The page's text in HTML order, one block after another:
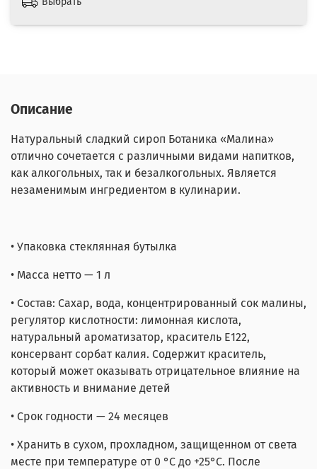
Описание
Натуральный сладкий сироп Ботаника «Малина»
отлично сочетается с различными видами напитков,
как алкогольных, так и безалкогольных. Является
незаменимым ингредиентом в кулинарии.
• Упаковка стеклянная бутылка
• Масса нетто — 1 л
• Состав: Сахар, вода, концентрированный сок малины,
регулятор кислотности: лимонная кислота,
натуральный ароматизатор, краситель Е122,
консервант сорбат калия. Содержит краситель,
который может оказывать отрицательное влияние на
активность и внимание детей
• Срок годности — 24 месяцев
• Хранить в сухом, прохладном, защищенном от света
месте при температуре от 0 °C до +25°С. После